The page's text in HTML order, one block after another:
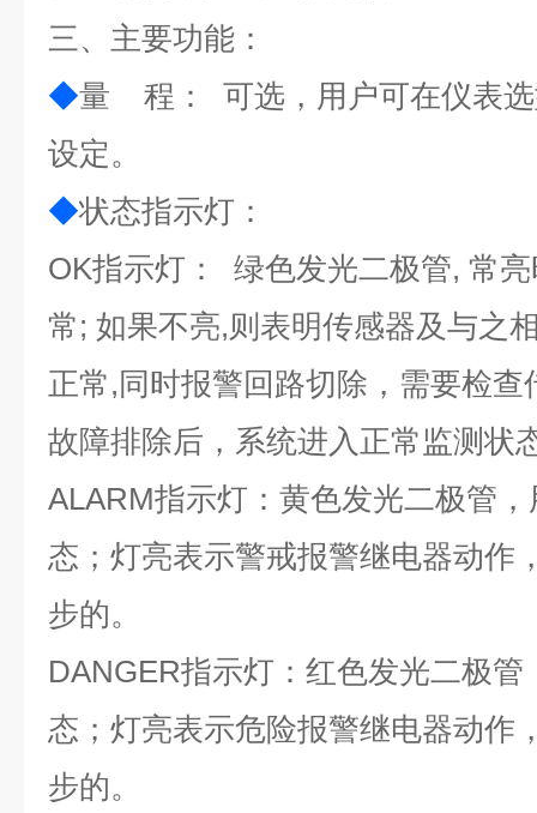
三、主要功能：
◆量 程： 可选，用户可在仪表选
设定。
◆状态指示灯：
OK指示灯： 绿色发光二极管, 常
常; 如果不亮,则表明传感器及与之
正常,同时报警回路切除，需要检
故障排除后，系统进入正常监测状
ALARM指示灯：黄色发光二极管
态；灯亮表示警戒报警继电器动作
步的。
DANGER指示灯：红色发光二极
态；灯亮表示危险报警继电器动作
步的。